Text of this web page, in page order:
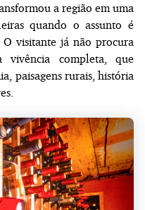
a região em uma
quando o assunto é
visitante já não procura
vivência completa, que
paisagens rurais, história